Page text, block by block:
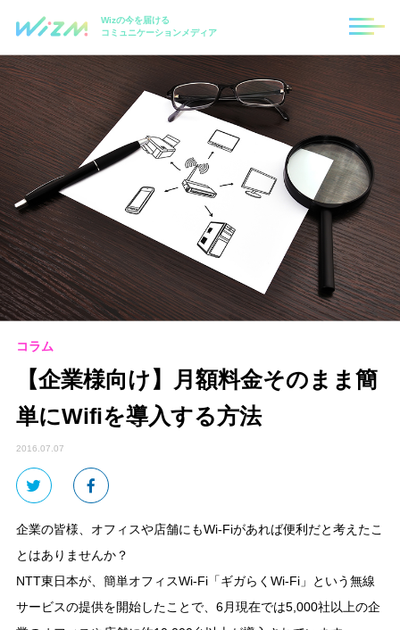
Wizの今を届ける
コミュニケーションメディア
コラム
【企業様向け】月額料金そのまま簡
単にWifiを導入する方法
2016.07.07
企業の皆様、オフィスや店舗にもWi-Fiがあれば便利だと考えたこ
とはありませんか？
NTT東日本が、簡単オフィスWi-Fi「ギガらくWi-Fi」という無線
サービスの提供を開始したことで、6月現在では5,000社以上の企